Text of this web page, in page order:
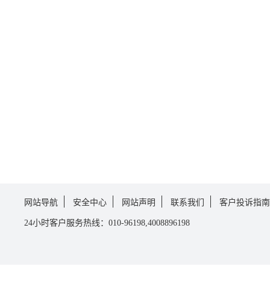
网站导航 安全中心 网站声明 联系我们 客户投诉指南
24小时客户服务热线：010-96198,4008896198